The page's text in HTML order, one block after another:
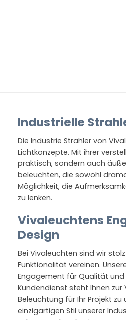
Industrielle
Die Industrie Strahler von
Lichtkonzepte. Mit ihrer
praktisch, sondern auch
beleuchten, die sowohl
Möglichkeit, die
zu lenken.
Vivaleuchtens
Design
Bei Vivaleuchten sind wir
Funktionalität vereinen.
Engagement für Qualität und
Kundendienst steht Ihnen zur
Beleuchtung für Ihr Projekt
einzigartigen Stil unserer